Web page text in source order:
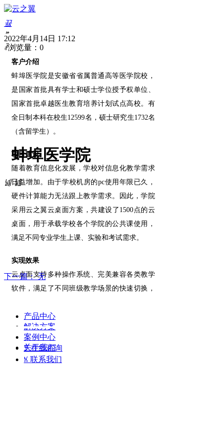
끀
ꁲ
首
页
产
中
心
解
方
案
产
品
试
用
序
列
号
查
询
于
我
们
2022年4月14日 17:12
ꄘ浏览量： 0
客户介绍
蚌埠医学院是安徽省省属普通高等医学院校，
是国家首批具有学士和硕士学位授予权单位、
国家首批卓越医生教育培养计划试点高校。有
全日制本科在校生12599名，硕士研究生1732名
（含留学生）。
项目建设
随着教育信息化发展，学校对信息化教学需求
日益增加。由于学校机房的pc使用年限已久，
硬件计算能力无法跟上教学需求。因此，学院
采用云之翼云桌面方案，共建设了1500点的云
桌面，用于承载学校各个学院的公共课使用，
满足不同专业学生上课、实验和考试需求。
实现效果
云桌面支持多种操作系统、完美兼容各类教学
软件，满足了不同班级教学场景的快速切换，
有利于教育信息化。
蚌埠医学院
넳 넲
下一篇： 无
产品中心
解决方案
案例中心
关于我们
ꂖ 在线咨询
ꁱ 联系我们